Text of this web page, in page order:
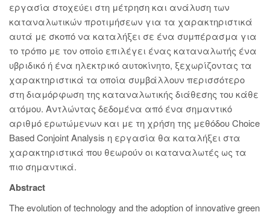
εργασία στοχεύει στη μέτρηση και ανάλυση των
καταναλωτικών προτιμήσεων για τα χαρακτηριστικά
αυτά με σκοπό να καταλήξει σε ένα συμπέρασμα για
το τρόπο με τον οποίο επιλέγει ένας καταναλωτής ένα
υβριδικό ή ένα ηλεκτρικό αυτοκίνητο, ξεχωρίζοντας τα
χαρακτηριστικά τα οποία συμβάλλουν περισσότερο
στη διαμόρφωση της καταναλωτικής διάθεσης του κάθε
ατόμου. Αντλώντας δεδομένα από ένα σημαντικό
αριθμό ερωτώμενων και με τη χρήση της μεθόδου Choice
Based Conjoint Analysis η εργασία θα καταλήξει στα
χαρακτηριστικά που θεωρούν οι καταναλωτές ως τα
πιο σημαντικά.
Abstract
The evolution of technology and the adoption of innovative green